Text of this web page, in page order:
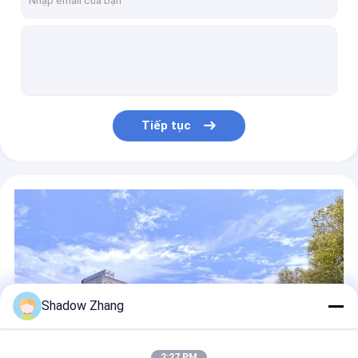
1.78mm - 31mm Valve cao su Seal C / S tiêu chuẩn silicone nhiệt cao O nhẫn cho nhu cầu đa dạng
Hệ thống kết nối ô tô Các bộ phận niêm phong dây cao su silicone có khả năng chống ăn mòn
Đường dây niêm phong van EPDM ô tô Nhựa phụ tùng ô tô Tiêu chuẩn cho niêm phong trục
Độ khoan dung tiêu chuẩn EPDM Valve Rubber Seal Nhiệt độ trừ 60 - 350 độ
Tiếp tục
Shadow Zhang